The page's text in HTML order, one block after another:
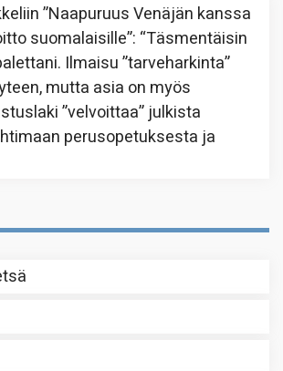
”Naapuruus Venäjän kanssa
suomalaisille”: “Täsmentäisin
Ilmaisu ”tarveharkinta”
mutta asia on myös
”velvoittaa” julkista
perusopetuksesta ja